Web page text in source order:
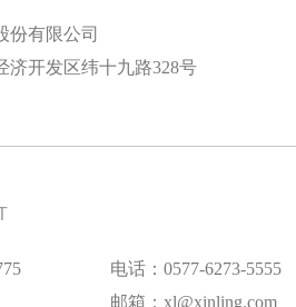
份有限公司
济开发区纬十九路328号
电话：0577-6273-5555
邮箱：xl@xinling.com